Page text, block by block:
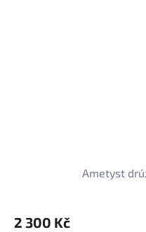
Ametyst
2 300 Kč